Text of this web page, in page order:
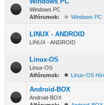
Windows PC
Alfórumok:
Windows PC
LINUX - ANDROID
LINUX - ANDROID
Linux-OS
Linux-OS
Alfórumok:
Linux-OS
Android-BOX
Android-BOX